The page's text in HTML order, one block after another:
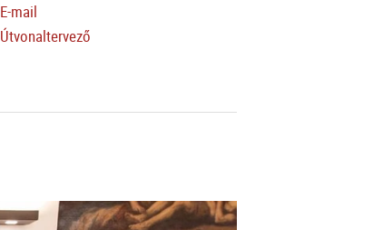
E-mail
Útvonaltervező